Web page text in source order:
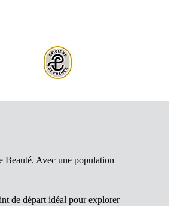
Beauté. Avec une population
de départ idéal pour explorer